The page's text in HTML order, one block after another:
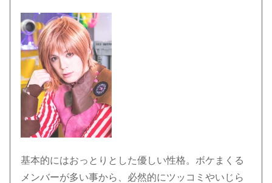
基本的にはおっとりとした優しい性格。ボケまくる
メンバーが多い事から、必然的にツッコミやいじら